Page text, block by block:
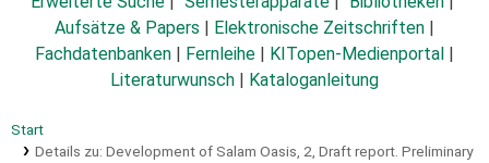
Aufsätze & Papers
Elektronische Zeitschriften
Fachdatenbanken
Fernleihe KITopen-Medienportal
Literaturwunsch
Kataloganleitung
Start
Details zu: Development of Salam Oasis, 2, Draft report. Preliminary